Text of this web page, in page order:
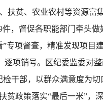
扶贫、农业农村等资源富
，督促各职能部门牵头
项督查，精准发现项目
项销号。区纪委监委对
干部，以群众满意度为切
贫政策落实“最后一米”，